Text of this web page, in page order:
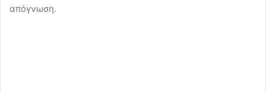
απόγνωση.